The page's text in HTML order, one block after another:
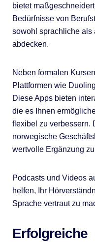
bietet
Bedürfnisse von
sowohl sprachliche als
abdecken.
Neben formalen
Plattformen wie
Diese Apps bieten
die es Ihnen
flexibel zu verbessern.
norwegische
wertvolle Ergänzung
Podcasts und Videos
helfen, Ihr
Sprache vertraut zu
Erfolgreiche